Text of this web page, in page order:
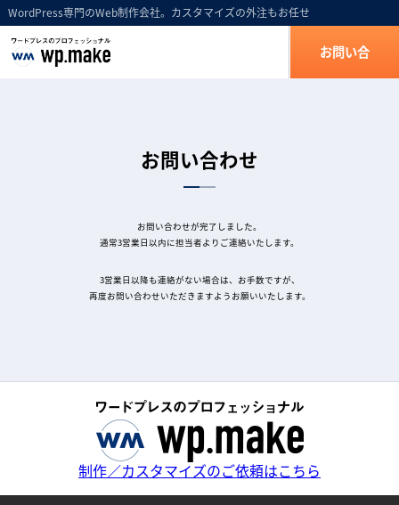
WordPress専門のWeb制作会社。カスタマイズの外注もお任せ
お問い合
お問い合わせ
お問い合わせが完了しました。
通常3営業日以内に担当者よりご連絡いたします。
3営業日以降も連絡がない場合は、お手数ですが、
再度お問い合わせいただきますようお願いいたします。
制作／カスタマイズのご依頼はこちら